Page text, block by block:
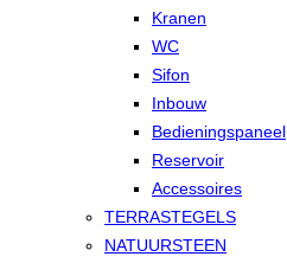
Kranen
WC
Sifon
Inbouw
Bedieningspaneel
Reservoir
Accessoires
TERRASTEGELS
NATUURSTEEN